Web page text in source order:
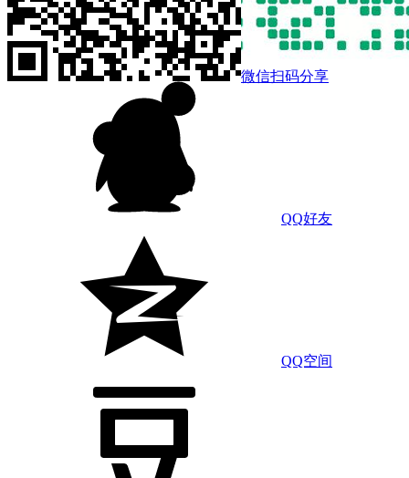
微信扫码分享
QQ好友
QQ空间